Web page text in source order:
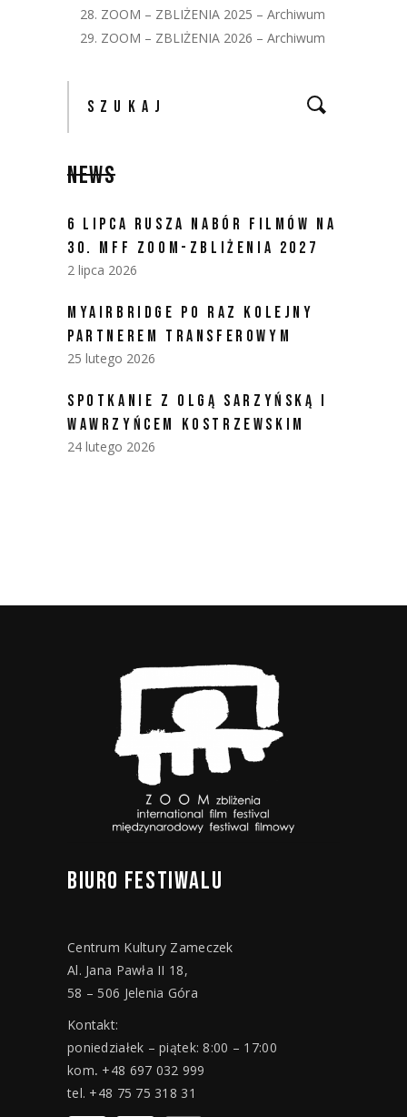
28. ZOOM – ZBLIŻENIA 2025 – Archiwum
29. ZOOM – ZBLIŻENIA 2026 – Archiwum
NEWS
6 LIPCA RUSZA NABÓR FILMÓW NA
30. MFF ZOOM-ZBLIŻENIA 2027
2 lipca 2026
MYAIRBRIDGE PO RAZ KOLEJNY
PARTNEREM TRANSFEROWYM
25 lutego 2026
SPOTKANIE Z OLGĄ SARZYŃSKĄ I
WAWRZYŃCEM KOSTRZEWSKIM
24 lutego 2026
BIURO FESTIWALU
Centrum Kultury Zameczek
Al. Jana Pawła II 18,
58 – 506 Jelenia Góra
Kontakt:
poniedziałek – piątek: 8:00 – 17:00
kom. +48 697 032 999
tel. +48 75 75 318 31